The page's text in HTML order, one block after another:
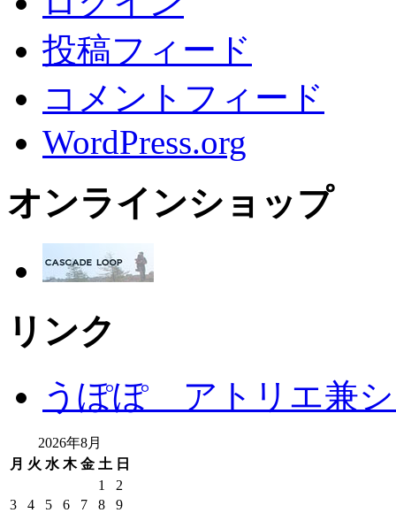
投稿フィード
コメントフィード
WordPress.org
オンラインショップ
リンク
うぽぽ アトリエ兼
2026年8月
月 火 水 木 金 土 日
1
2
3
4 5 6 7 8
9